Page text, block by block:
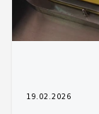
19.02.2026